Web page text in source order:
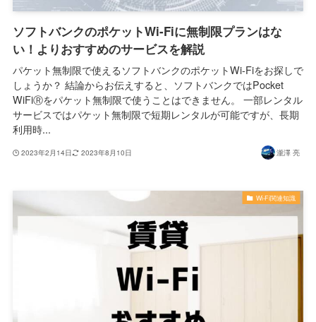
ソフトバンクのポケットWi-Fiに無制限プランはな
い！よりおすすめのサービスを解説
パケット無制限で使えるソフトバンクのポケットWi-Fiをお探しで
しょうか？ 結論からお伝えすると、ソフトバンクではPocket
WiFiⓇをパケット無制限で使うことはできません。 一部レンタル
サービスではパケット無制限で短期レンタルが可能ですが、長期
利用時...
2023年2月14日 2023年8月10日 瀧澤 亮
Wi-Fi関連知識